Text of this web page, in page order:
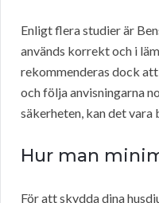
Enligt flera studier är
används korrekt och i
rekommenderas dock
och följa anvisningarna
säkerheten, kan det
Hur man
För att skydda dina